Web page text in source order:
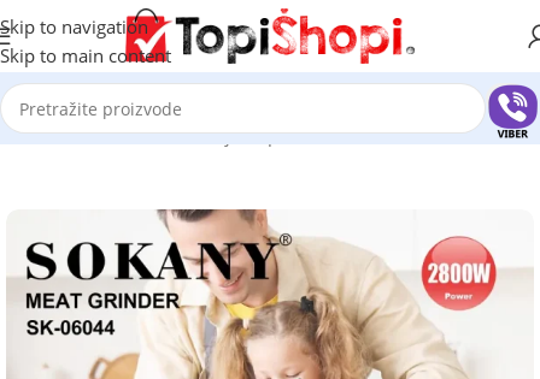
Skip to navigation
Skip to main content
Početna/Sve za kuću/Kuhinjski aparati